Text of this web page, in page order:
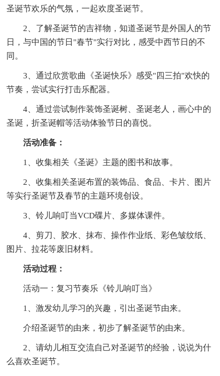
圣诞节欢乐的气氛，一起欢度圣诞节。
2、了解圣诞节的吉祥物，知道圣诞节是外国人的节
日，与中国的节日"春节"实行对比，感受中西节日的不
同。
3、通过欣赏歌曲《圣诞快乐》感受"四三拍"欢快的
节奏，尝试实行打击乐配器。
4、通过尝试制作装饰圣诞树、圣诞老人，画心中的
圣诞，折圣诞帽等活动体验节日的喜悦。
活动准备：
1、收集相关《圣诞》主题的图书和故事。
2、收集相关圣诞布置的装饰品、食品、卡片、图片
等实行圣诞节及春节的主题环境创设。
3、铃儿响叮当VCD碟片、多媒体课件。
4、剪刀、胶水、抹布、操作作业纸、彩色皱纹纸、
图片、拉花等废旧材料。
活动过程：
活动一：复习节奏乐《铃儿响叮当》
1、激发幼儿学习的兴趣，引出圣诞节由来。
介绍圣诞节的由来，初步了解圣诞节的由来。
2、请幼儿相互交流自己对圣诞节的经验，说说为什
么喜欢圣诞节。